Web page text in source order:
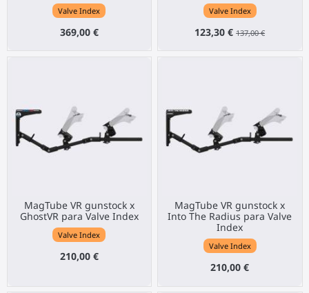
Valve Index
369,00 €
Valve Index
123,30 €137,00 €
MagTube VR gunstock x
GhostVR para Valve Index
Valve Index
210,00 €
MagTube VR gunstock x
Into The Radius para Valve
Index
Valve Index
210,00 €